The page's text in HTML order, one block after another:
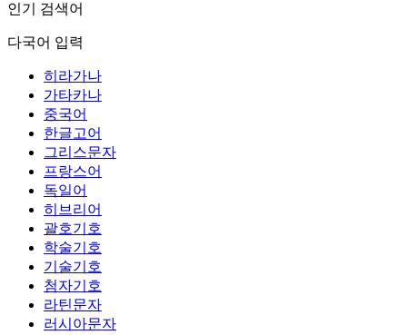
인기 검색어
다국어 입력
히라가나
가타카나
중국어
한글고어
그리스문자
프랑스어
독일어
히브리어
괄호기호
학술기호
기술기호
첨자기호
라틴문자
러시아문자